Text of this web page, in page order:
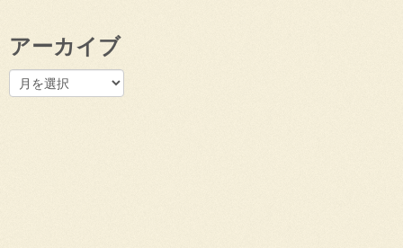
アーカイブ